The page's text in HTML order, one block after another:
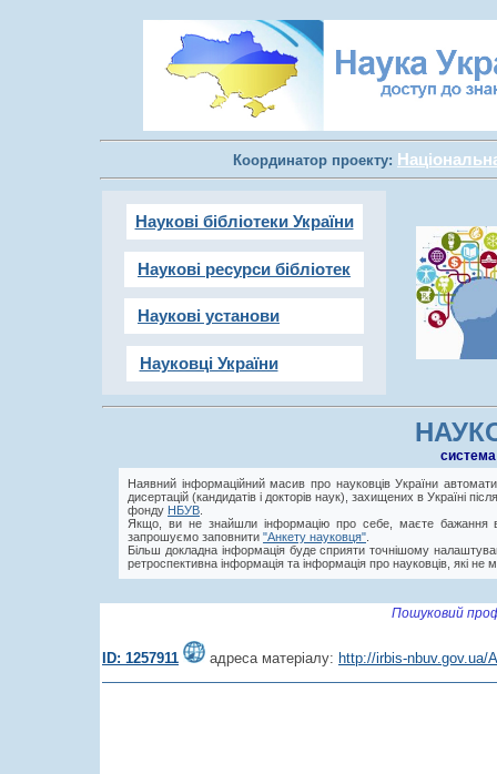
Координатор проекту:
Наукові бібліотеки України
Наукові ресурси бібліотек
Наукові установи
Науковці України
cистема
Наявний інформаційний масив про науковців України
дисертацій (кандидатів і докторів наук), захищених в Україні
фонду НБУВ
Якщо, ви не знайшли інформацію про себе, маєте бажання
запрошуємо заповнити "Анкету науковця"
Більш докладна інформація буде сприяти точнішому
ретроспективна інформація та інформація про науковців, які не
Пошуковий
ID: 1257911 адреса матеріалу: http://irbis-nbuv.gov.ua/